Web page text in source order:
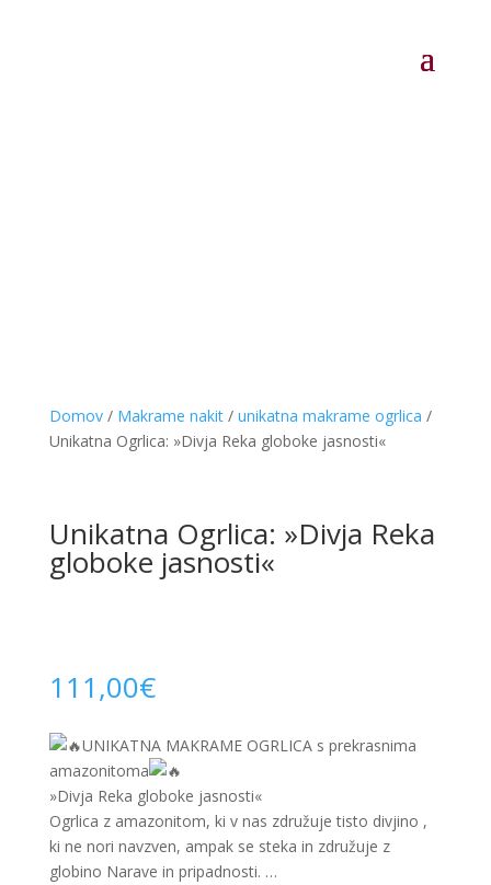
Domov/ Makrame nakit/ unikatna makrame ogrlica /
Unikatna Ogrlica: »Divja Reka globoke jasnosti«
Unikatna Ogrlica: »Divja Reka
globoke jasnosti«
111,00€
UNIKATNA MAKRAME OGRLICA s prekrasnima
amazonitoma
»Divja Reka globoke jasnosti«
Ogrlica z amazonitom, ki v nas združuje tisto divjino ,
ki ne nori navzven, ampak se steka in združuje z
globino Narave in pripadnosti. …